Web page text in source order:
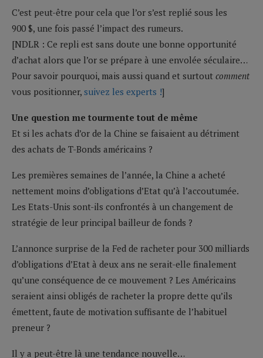
C’est peut-être pour cela que l’or s’est replié sous les
900 $, une fois passé l’impact des rumeurs.
[NDLR : Ce repli est sans doute une bonne opportunité
d’achat alors que l’or se prépare à une envolée séculaire…
Pour savoir pourquoi, mais aussi quand et surtout comment
vous positionner, suivez les experts !]
Une question me tourmente tout de même
Et si les achats d’or de la Chine se faisaient au détriment
des achats de T-Bonds américains ?
Les premières semaines de l’année, la Chine a acheté
nettement moins d’obligations d’Etat qu’à l’accoutumée.
Les Etats-Unis sont-ils confrontés à un changement de
stratégie de leur principal bailleur de fonds ?
L’annonce surprise de la Fed de racheter pour 300 milliards
d’obligations d’Etat à deux ans ne serait-elle finalement
qu’une conséquence de ce mouvement ? Les Américains
seraient ainsi obligés de racheter la propre dette qu’ils
émettent, faute de motivation suffisante de l’habituel
preneur ?
Il y a peut-être là une tendance nouvelle…